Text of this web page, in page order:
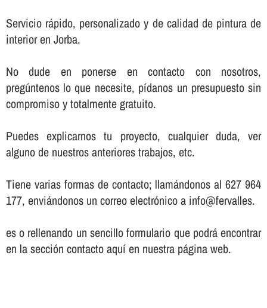
Servicio rápido, personalizado y de calidad de pintura de
interior en Jorba.
No dude en ponerse en contacto con nosotros,
pregúntenos lo que necesite, pí­danos un presupuesto sin
compromiso y totalmente gratuito.
Puedes explicarnos tu proyecto, cualquier duda, ver
alguno de nuestros anteriores trabajos, etc.
Tiene varias formas de contacto; llamándonos al 627 964
177, enviándonos un correo electrónico a info@fervalles.
es o rellenando un sencillo formulario que podrá encontrar
en la sección contacto aquí­ en nuestra página web.